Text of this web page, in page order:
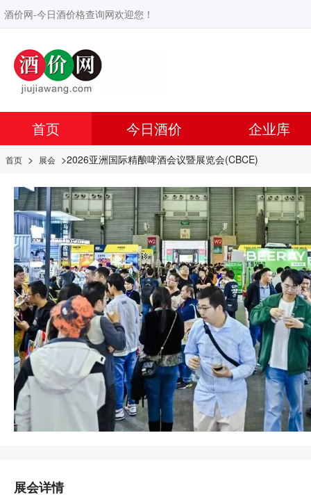
酒价网-今日酒价格查询网欢迎您！
首页 今日酒价 企业库
首页 > 展会 >2026亚洲国际精酿啤酒会议暨展览会(CBCE)
展会详情